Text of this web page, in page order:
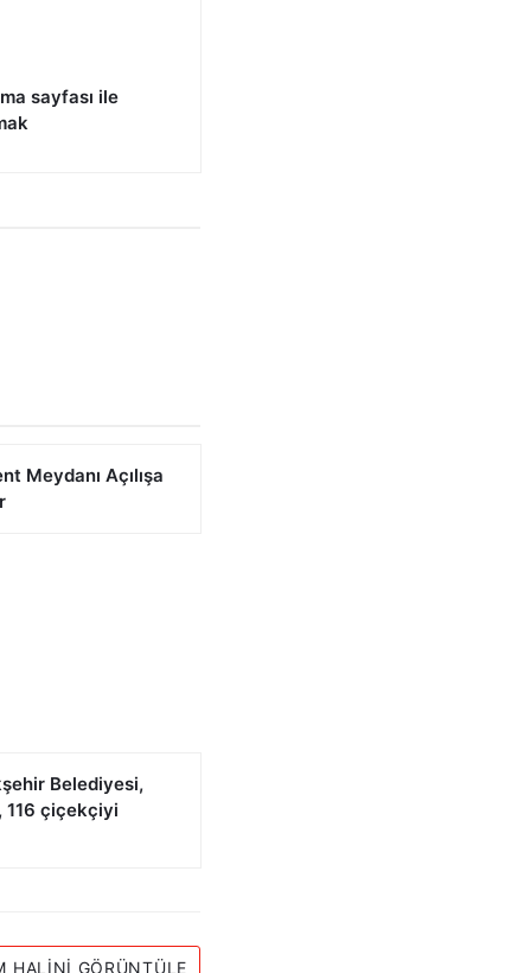
sayfası ile
Meydanı Açılışa
Belediyesi,
116 çiçekçiyi
HALINI GÖRÜNTÜLE